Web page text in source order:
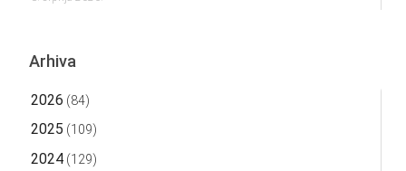
Arhiva
2026 (84)
2025 (109)
2024(129)